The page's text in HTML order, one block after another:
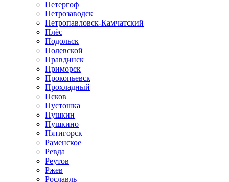
Петергоф
Петрозаводск
Петропавловск-Камчатский
Плёс
Подольск
Полевской
Правдинск
Приморск
Прокопьевск
Прохладный
Псков
Пустошка
Пушкин
Пушкино
Пятигорск
Раменское
Ревда
Реутов
Ржев
Рославль